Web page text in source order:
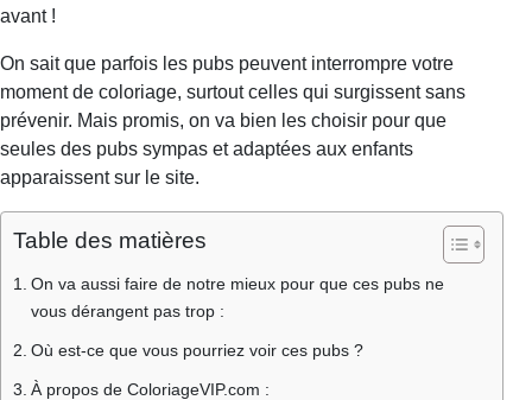
avant !
On sait que parfois les pubs peuvent interrompre votre
moment de coloriage, surtout celles qui surgissent sans
prévenir. Mais promis, on va bien les choisir pour que
seules des pubs sympas et adaptées aux enfants
apparaissent sur le site.
Table des matières
On va aussi faire de notre mieux pour que ces pubs ne
vous dérangent pas trop :
Où est-ce que vous pourriez voir ces pubs ?
À propos de ColoriageVIP.com :